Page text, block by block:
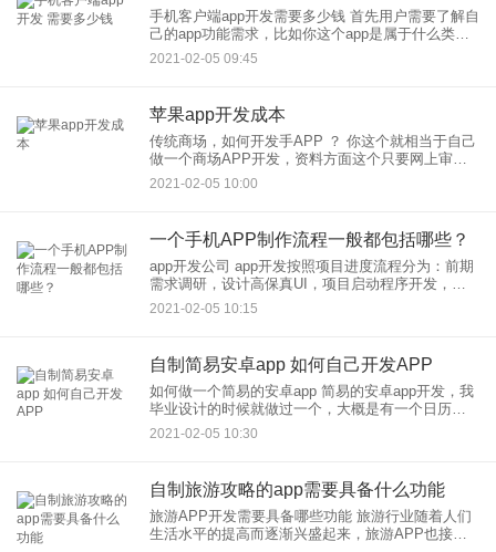
手机客户端app开发需要多少钱 首先用户需要了解自
己的app功能需求，比如你这个app是属于什么类型
的，具有有那些功能，一般的app定制开发公司都是
按app的功能
2021-02-05 09:45
苹果app开发成本
传统商场，如何开发手APP ？ 你这个就相当于自己
做一个商场APP开发，资料方面这个只要网上审核
通过就好。 关于手机购物这块你应该，你想的是只
要
2021-02-05 10:00
一个手机APP制作流程一般都包括哪些？
app开发公司 app开发按照项目进度流程分为：前期
需求调研，设计高保真UI，项目启动程序开发，交
付测试版，修改软件bug优化程序获得客户认可后交
付项目，同时交付
2021-02-05 10:15
自制简易安卓app 如何自己开发APP
如何做一个简易的安卓app 简易的安卓app开发，我
毕业设计的时候就做过一个，大概是有一个日历，
点击可以添加备忘录，备忘录可以添加声音、所以
你可以找找一些毕业设计的app，会比较简单
2021-02-05 10:30
自制旅游攻略的app需要具备什么功能
旅游APP开发需要具备哪些功能 旅游行业随着人们
生活水平的提高而逐渐兴盛起来，旅游APP也接近